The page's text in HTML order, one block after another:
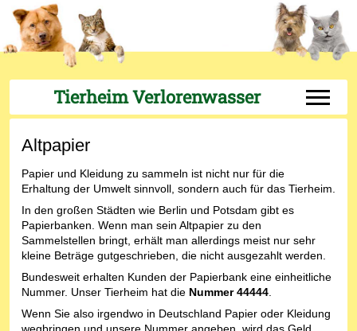
Tierheim Verlorenwasser Off-
Altpapier
Papier und Kleidung zu sammeln ist nicht nur für die
Erhaltung der Umwelt sinnvoll, sondern auch für das Tierheim.
In den großen Städten wie Berlin und Potsdam gibt es
Papierbanken. Wenn man sein Altpapier zu den
Sammelstellen bringt, erhält man allerdings meist nur sehr
kleine Beträge gutgeschrieben, die nicht ausgezahlt werden.
Bundesweit erhalten Kunden der Papierbank eine einheitliche
Nummer. Unser Tierheim hat die Nummer 44444
Wenn Sie also irgendwo in Deutschland Papier oder Kleidung
wegbringen und unsere Nummer angeben, wird das Geld